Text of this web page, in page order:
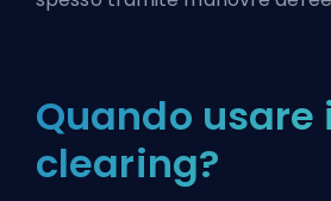
Quando usare
clearing?